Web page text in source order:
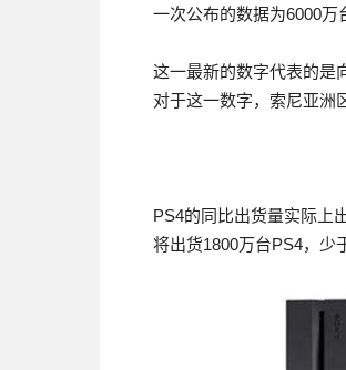
一次公布的数据为6000万
这一最新的数字代表的是
对于这一数字，索尼亚洲
PS4的同比出货量实际上
将出货1800万台PS4，少